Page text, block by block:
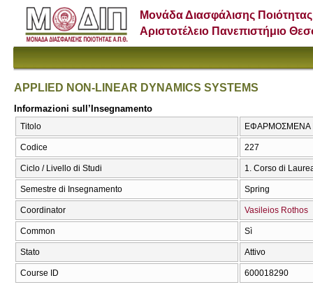
Μονάδα Διασφάλισης Ποιότητας
Αριστοτέλειο Πανεπιστήμιο
APPLIED NON-LINEAR DYNAMICS SYSTEMS
Informazioni sull’Insegnamento
Titolo ΕΦΑΡΜΟΣΜΕΝΑ
Codice 227
Ciclo / Livello di Studi 1. Corso di
Semestre di Insegnamento Spring
Coordinator Vasileios Rothos
Common Sì
Stato Attivo
Course ID 600018290